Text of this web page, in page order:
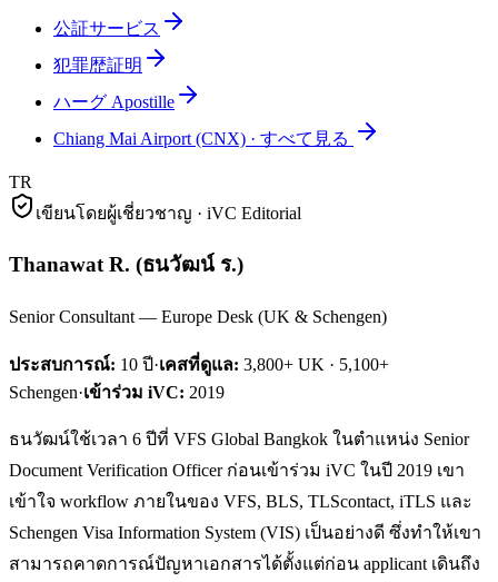
公証サービス
犯罪歴証明
ハーグ Apostille
Chiang Mai Airport (CNX) · すべて見る
TR
เขียนโดยผู้เชี่ยวชาญ · iVC Editorial
Thanawat R. (ธนวัฒน์ ร.)
Senior Consultant — Europe Desk (UK & Schengen)
ประสบการณ์: 10 ปี·เคสที่ดูแล: 3,800+ UK · 5,100+
Schengen·เข้าร่วม iVC: 2019
ธนวัฒน์ใช้เวลา 6 ปีที่ VFS Global Bangkok ในตำแหน่ง Senior
Document Verification Officer ก่อนเข้าร่วม iVC ในปี 2019 เขา
เข้าใจ workflow ภายในของ VFS, BLS, TLScontact, iTLS และ
Schengen Visa Information System (VIS) เป็นอย่างดี ซึ่งทำให้เขา
สามารถคาดการณ์ปัญหาเอกสารได้ตั้งแต่ก่อน applicant เดินถึง